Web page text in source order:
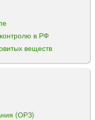
в РФ
веществ
(ОРЗ)